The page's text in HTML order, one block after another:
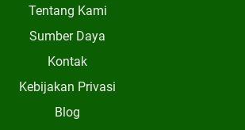
Tentang Kami
Sumber Daya
Kontak
Kebijakan Privasi
Blog